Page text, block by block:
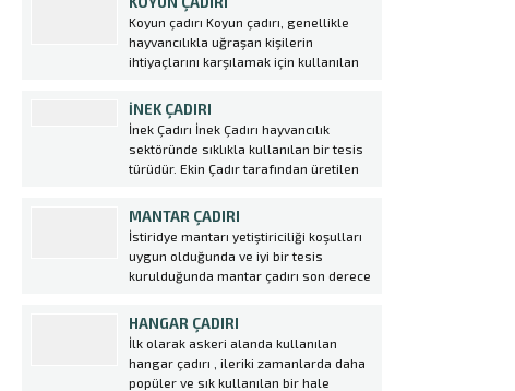
sağlıklı bir şekilde beslenmesine
olanak sağlar. Ekin Çadır tarafından
üretilen bu çadırlar, dayanıklı ve uzun
ömürlü malzemelerden yapılmıştır.
Koyun çadırı Koyun çadırı, genellikle
hayvancılıkla uğraşan kişilerin
ihtiyaçlarını karşılamak için kullanılan
genellikle koyunların barınması ve
korunması amacıyla kullanılır. Ekin
Çadır tarafından üretilen koyun
kullanılarak dayanıklı ve uzun
İNEK ÇADIRI
İnek Çadırı İnek Çadırı hayvancılık
sektöründe sıklıkla kullanılan bir tesis
türüdür. Ekin Çadır tarafından üretilen
tarım teknikleri ile uyumlu şekilde
tasarlanmıştır. İnek Çadırı seçerken
dikkat edilmesi gereken bazı önemli
noktalar vardır. Öncelikle hayvan
sayısına ve ihtiyaca uygun bir...
MANTAR ÇADIRI
İstiridye mantarı yetiştiriciliği koşulları
uygun olduğunda ve iyi bir tesis
kurulduğunda mantar çadırı son derece
büyükşehirlerde daha fazladır. Kültür
mantarı, etin yerini tutabilecek kadar
bakıldığında çok daha ucuz bir protein...
HANGAR ÇADIRI
İlk olarak askeri alanda kullanılan
hangar çadırı , ileriki zamanlarda daha
popüler ve sık kullanılan bir hale